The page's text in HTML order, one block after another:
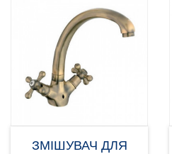
ЗМІШУВАЧ ДЛЯ